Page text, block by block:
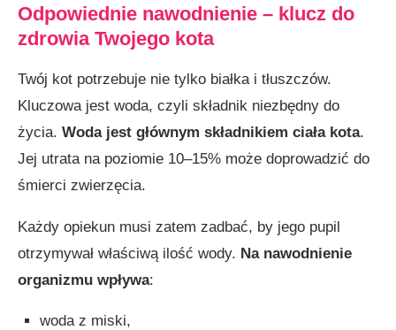
Odpowiednie nawodnienie – klucz do
zdrowia Twojego kota
Twój kot potrzebuje nie tylko białka i tłuszczów.
Kluczowa jest woda, czyli składnik niezbędny do
życia. Woda jest głównym składnikiem ciała kota.
Jej utrata na poziomie 10–15% może doprowadzić do
śmierci zwierzęcia.
Każdy opiekun musi zatem zadbać, by jego pupil
otrzymywał właściwą ilość wody. Na nawodnienie
organizmu wpływa:
woda z miski,